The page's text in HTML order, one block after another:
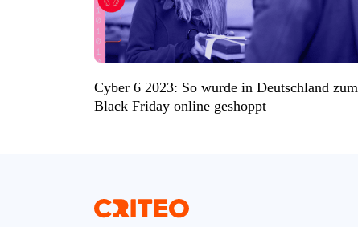
Cyber 6 2023: So wurde in Deutschland zum
Black Friday online geshoppt